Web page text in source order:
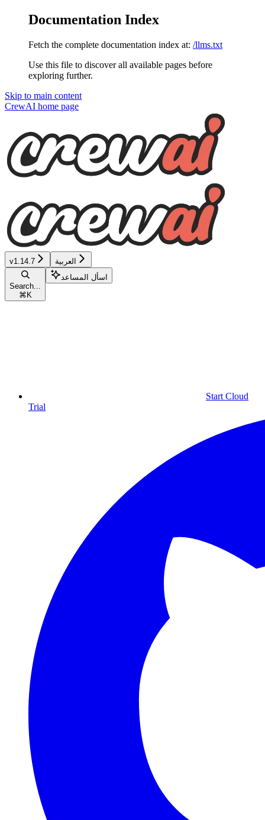
Documentation Index
Fetch the complete documentation index at: /llms.txt
Use this file to discover all available pages before
exploring further.
Skip to main content
CrewAI home page
v1.14.7 العربية
Search...
⌘ K
اسأل المساعد
Start Cloud
Trial